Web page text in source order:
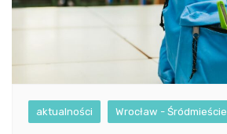
aktualności Wrocław - Śródmieście